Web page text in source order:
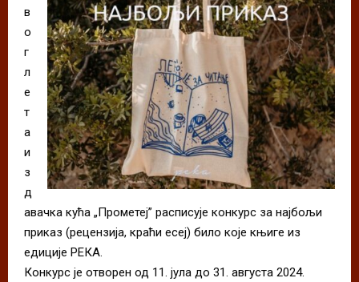
в
о
г
л
е
т
а
и
з
д
авачка кућа „Прометеј” расписује конкурс за најбољи
приказ (рецензија, краћи есеј) било које књиге из
едиције РЕКА.
Конкурс је отворен од 11. јула до 31. августа 2024.